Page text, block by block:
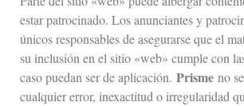
estar patrocinado. Los anunciantes y
únicos responsables de asegurarse que el
su inclusión en el sitio «web» cumple con
caso puedan ser de aplicación. Prisme no
cualquier error, inexactitud o irregularidad